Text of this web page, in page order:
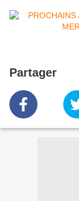
Partager